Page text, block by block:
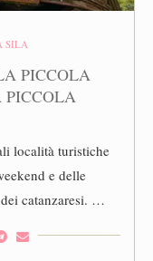
SILA
PICCOLA
località turistiche
e delle
catanzaresi. …